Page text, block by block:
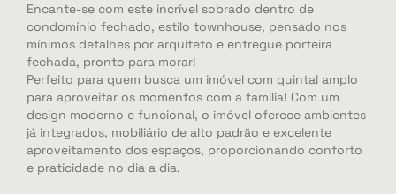
Encante-se com este incrível sobrado dentro de
condomínio fechado, estilo townhouse, pensado nos
mínimos detalhes por arquiteto e entregue porteira
fechada, pronto para morar!
Perfeito para quem busca um imóvel com quintal amplo
para aproveitar os momentos com a família! Com um
design moderno e funcional, o imóvel oferece ambientes
já integrados, mobiliário de alto padrão e excelente
aproveitamento dos espaços, proporcionando conforto
e praticidade no dia a dia.